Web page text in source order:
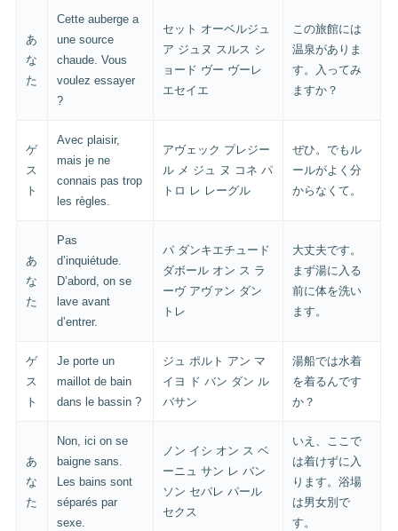
あ
な
た
Cette auberge a
une source
chaude. Vous
voulez essayer
?
セット オーベルジュ
ア ジュヌ スルス シ
ョード ヴー ヴーレ
エセイエ
この旅館には
温泉がありま
す。入ってみ
ますか？
ゲ
ス
ト
Avec plaisir,
mais je ne
connais pas trop
les règles.
アヴェック プレジー
ル メ ジュ ヌ コネ パ
トロ レ レーグル
ぜひ。でもル
ールがよく分
からなくて。
あ
な
た
Pas
d’inquiétude.
D’abord, on se
lave avant
d’entrer.
パ ダンキエチュード
ダボール オン ス ラ
ーヴ アヴァン ダン
トレ
大丈夫です。
まず湯に入る
前に体を洗い
ます。
ゲ
ス
ト
Je porte un
maillot de bain
dans le bassin ?
ジュ ポルト アン マ
イヨ ド バン ダン ル
バサン
湯船では水着
を着るんです
か？
あ
な
た
Non, ici on se
baigne sans.
Les bains sont
séparés par
sexe.
ノン イシ オン ス ベ
ーニュ サン レ バン
ソン セパレ パール
セクス
いえ、ここで
は着けずに入
ります。浴場
は男女別で
す。